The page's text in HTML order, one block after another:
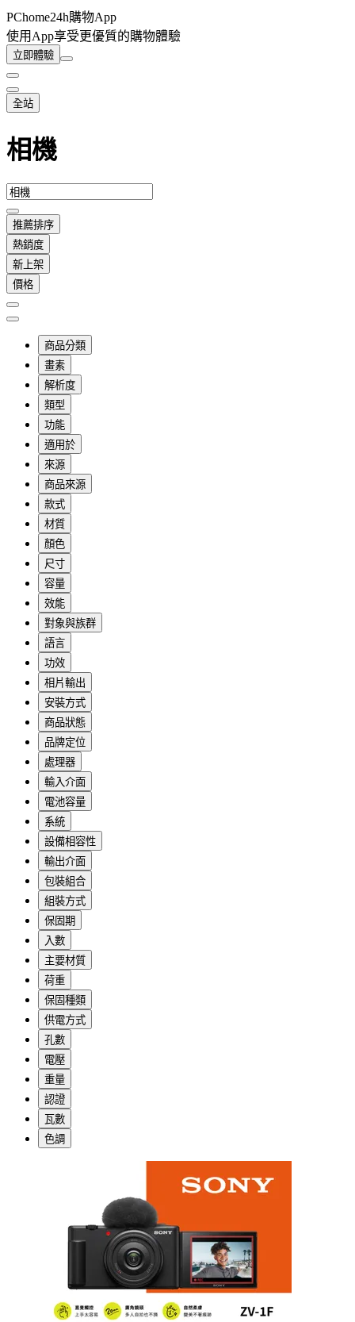
PChome24h購物App
使用App享受更優質的購物體驗
立即體驗
全站
相機
推薦排序
熱銷度
新上架
價格
商品分類
畫素
解析度
類型
功能
適用於
來源
商品來源
款式
材質
顏色
尺寸
容量
效能
對象與族群
語言
功效
相片輸出
安裝方式
商品狀態
品牌定位
處理器
輸入介面
電池容量
系統
設備相容性
輸出介面
包裝組合
組裝方式
保固期
入數
主要材質
荷重
保固種類
供電方式
孔數
電壓
重量
認證
瓦數
色調